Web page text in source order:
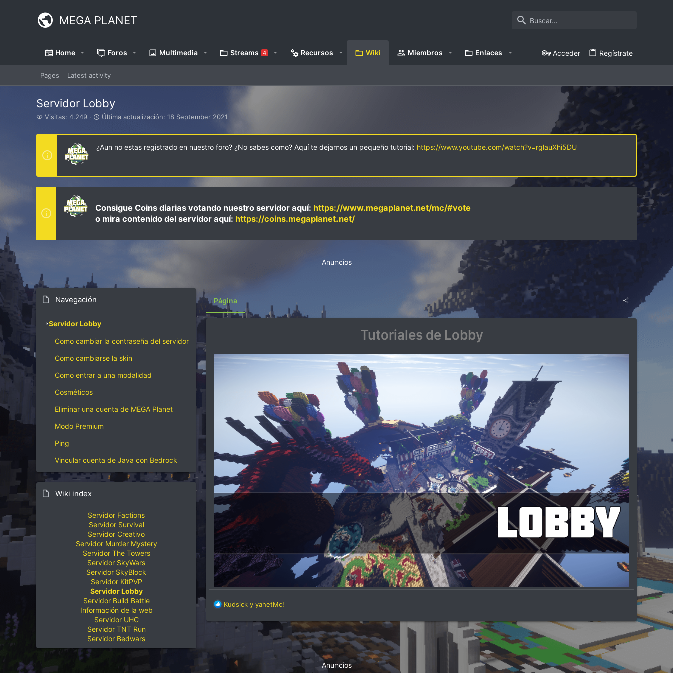
MEGA PLANET
Home Foros Multimedia Streams 4 Recursos Wiki Miembros Enlaces Acceder Regístrate
Pages Latest activity
Servidor Lobby
V
s
t
a
Visitas: 4.249
Ú
t
i
m
c
t
a
a
Última actualización: 18 September 2021
¿Aun no estas registrado en nuestro foro? ¿No sabes como? Aquí te dejamos un pequeño tutorial: https://www.youtube.com/watch?v=rglauXhi5DU
Consigue Coins diarias votando nuestro servidor aquí: https://www.megaplanet.net/mc/#vote
o mira contenido del servidor aquí: https://coins.megaplanet.net/
Anuncios
Navegación
Servidor Lobby
Como cambiar la contraseña del servidor
Como cambiarse la skin
Como entrar a una modalidad
Cosméticos
Eliminar una cuenta de MEGA Planet
Modo Premium
Ping
Vincular cuenta de Java con Bedrock
Wiki index
Servidor Factions
Servidor Survival
Servidor Creativo
Servidor Murder Mystery
Servidor The Towers
Servidor SkyWars
Servidor SkyBlock
Servidor KitPVP
Servidor Lobby
Servidor Build Battle
Información de la web
Servidor UHC
Servidor TNT Run
Servidor Bedwars
Página
Tutoriales de Lobby
R
a
o
Kudsick y yahetMc!
Anuncios